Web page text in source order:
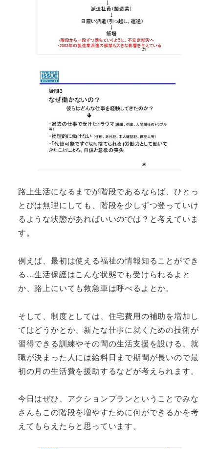
路上生活になるまでが階段であるならば、ひとっ
とびは無理にしても、階段を少しずつ登っていけ
るような状態があればいいのでは？と考えていま
す。
例えば、最初は使える福祉の情報知ることができ
る…生活保護はこんな状態でも受けられるよと
か、路上にいても救急車は呼べるよとか。
そして、制度としては、住宅費用の補助を増加し
てはどうかとか、新たな仕事に就くための技術が
習得できる訓練やその間の生活支援を設ける、就
職が決まった人には給料日まで期間が長いので最
初の月の生活費を援助するなどが考えられます。
今日はぜひ、アクションプランということでみな
さんもこの階段を増やすために何ができるかを考
えてもらえたらと思っています。